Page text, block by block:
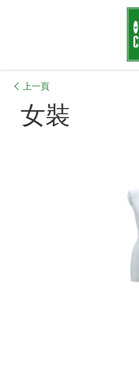
上一頁
女裝